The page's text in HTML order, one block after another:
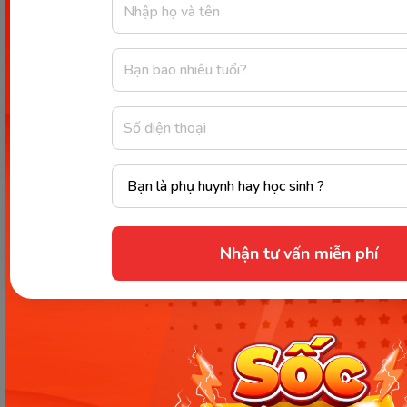
Nhận tư vấn miễn phí
Đặc biệt, đây cũng là bộ phim có rất nhiều ngôn
ngữ đường phố, nhiều ngôn ngữ của các tầng lớp
trong xã hội Mỹ, mang đến cho bạn trải nghiệm
nghe tiếng Anh tuyệt vời.